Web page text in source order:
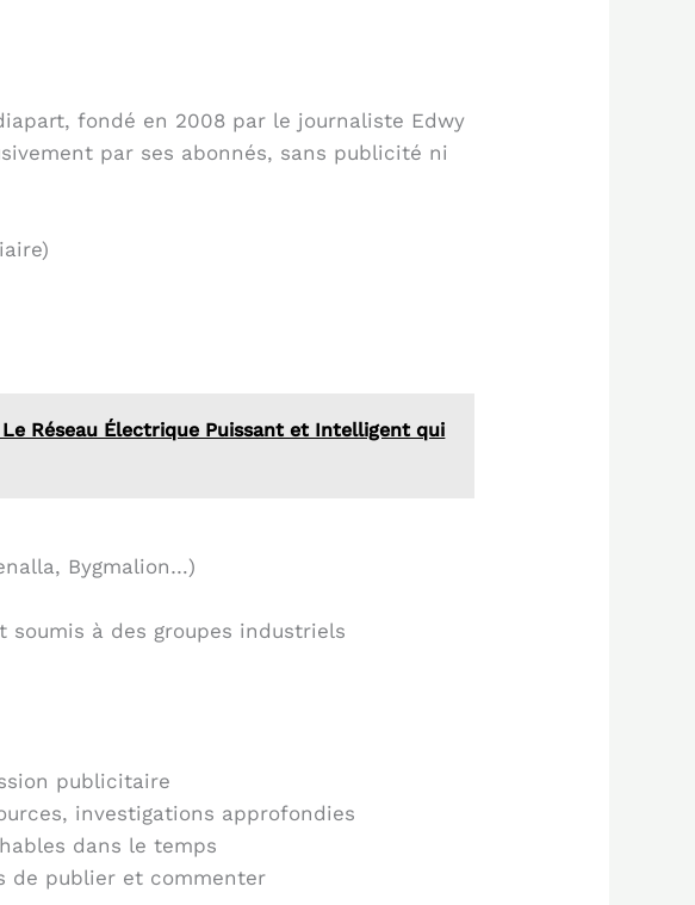
fondé en 2008 par le journaliste Edwy
par ses abonnés, sans publicité ni
Réseau Électrique Puissant et Intelligent qui
Bygmalion…)
à des groupes industriels
publicitaire
investigations approfondies
dans le temps
de publier et commenter